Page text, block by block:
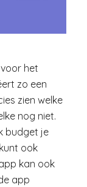
voor het
zo een
zien welke
nog niet.
budget je
ook
kan ook
app